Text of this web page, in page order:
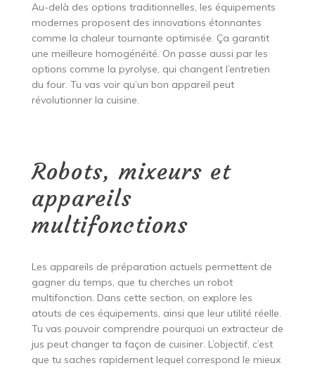
Au-delà des options traditionnelles, les équipements
modernes proposent des innovations étonnantes
comme la chaleur tournante optimisée. Ça garantit
une meilleure homogénéité. On passe aussi par les
options comme la pyrolyse, qui changent l’entretien
du four. Tu vas voir qu’un bon appareil peut
révolutionner la cuisine.
Robots, mixeurs et
appareils
multifonctions
Les appareils de préparation actuels permettent de
gagner du temps, que tu cherches un robot
multifonction. Dans cette section, on explore les
atouts de ces équipements, ainsi que leur utilité réelle.
Tu vas pouvoir comprendre pourquoi un extracteur de
jus peut changer ta façon de cuisiner. L’objectif, c’est
que tu saches rapidement lequel correspond le mieux